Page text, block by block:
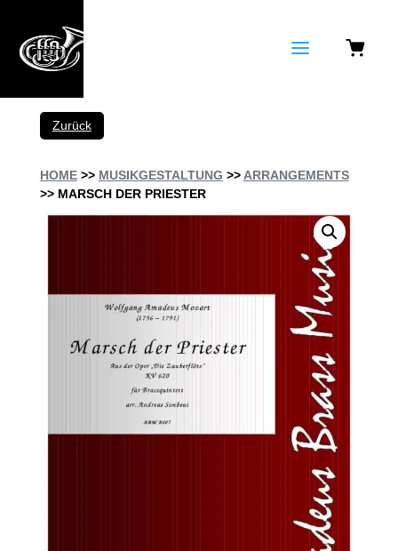
a
Zurück
HOME>> MUSIKGESTALTUNG >>ARRANGEMENTS
>> MARSCH DER PRIESTER